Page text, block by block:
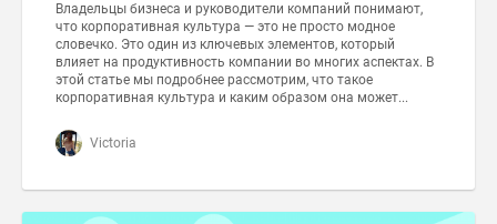
Владельцы бизнеса и руководители компаний понимают,
что корпоративная культура — это не просто модное
словечко. Это один из ключевых элементов, который
влияет на продуктивность компании во многих аспектах. В
этой статье мы подробнее рассмотрим, что такое
корпоративная культура и каким образом она может...
Victoria